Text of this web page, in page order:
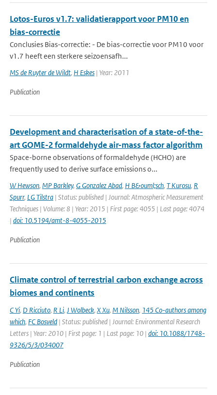
Lotos-Euros v1.7: validatierapport voor PM10 en
bias-correctie
Conclusies Bias-correctie: - De bias-correctie voor PM10 voor
v1.7 heeft een sterkere seizoensafh...
MS de Ruyter de Wildt, H Eskes | Year: 2011
Publication
Development and characterisation of a state-of-the-
art GOME-2 formaldehyde air-mass factor algorithm
Space-borne observations of formaldehyde (HCHO) are
frequently used to derive surface emissions o...
W Hewson, MP Barkley, G Gonzalez Abad, H B&ouml;sch, T Kurosu, R
Spurr, LG Tilstra | Status: published | Journal: Atmospheric Measurement
Techniques | Volume: 8 | Year: 2015 | First page: 4055 | Last page: 4074
| doi: 10.5194/amt-8-4055-2015
Publication
Climate control of terrestrial carbon exchange across
biomes and continents
C Yi, D Ricciuto, R Li, J Wolbeck, X Xu, M Nilsson, 145 Co-authors among
which, FC Bosveld | Status: published | Journal: Environmental Research
Letters | Year: 2010 | First page: 1 | Last page: 10 | doi: 10.1088/1748-
9326/5/3/034007
Publication